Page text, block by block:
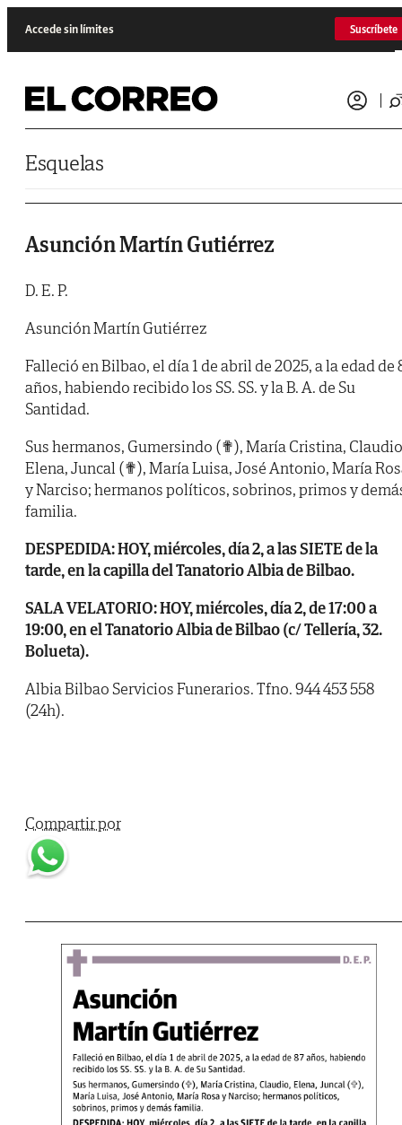
Accede sin límites Suscríbete
Esquelas
Asunción Martín Gutiérrez
D. E. P.
Asunción Martín Gutiérrez
Falleció en Bilbao, el día 1 de abril de 2025, a la edad de
años, habiendo recibido los SS. SS. y la B. A. de Su
Santidad.
Sus hermanos, Gumersindo (✟), María Cristina,
Elena, Juncal (✟), María Luisa, José Antonio, María
y Narciso; hermanos políticos, sobrinos, primos y
familia.
DESPEDIDA: HOY, miércoles, día 2, a las SIETE de la
tarde, en la capilla del Tanatorio Albia de Bilbao.
SALA VELATORIO: HOY, miércoles, día 2, de 17:00 a
19:00, en el Tanatorio Albia de Bilbao (c/ Tellería, 32.
Bolueta).
Albia Bilbao Servicios Funerarios. Tfno. 944 453 558
(24h).
Compartir por